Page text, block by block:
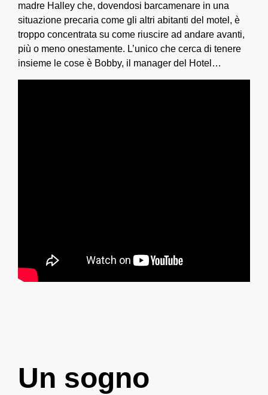
madre Halley che, dovendosi barcamenare in una
situazione precaria come gli altri abitanti del motel, è
troppo concentrata su come riuscire ad andare avanti,
più o meno onestamente. L’unico che cerca di tenere
insieme le cose è Bobby, il manager del Hotel…
Un sogno